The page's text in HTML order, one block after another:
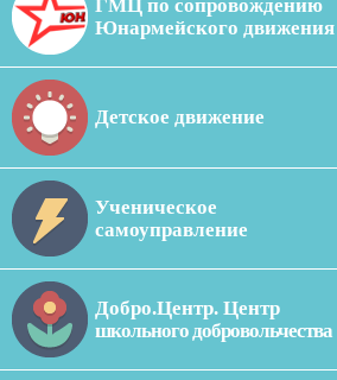
ГМЦ по сопровождению
Юнармейского движения
Детское движение
Ученическое
самоуправление
Добро.Центр. Центр
школьного добровольчества